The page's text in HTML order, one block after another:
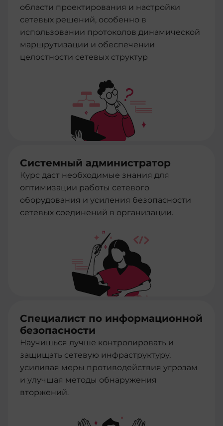
области проектирования и настройки
сетевых решений, особенно в
использовании протоколов динамической
маршрутизации и обеспечении
целостности сетевых структур
Системный администратор
Курс даст необходимые знания для
оптимизации работы сетевого
оборудования и усиления безопасности
сетевых соединений в организации.
Специалист по информационной
безопасности
Научишься лучше контролировать и
защищать сетевую инфраструктуру,
усиливая меры противодействия угрозам
и улучшая методы обнаружения
вторжений.